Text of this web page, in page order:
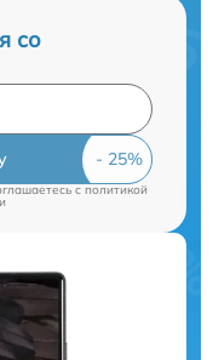
со
c политикой